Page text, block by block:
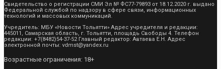
Свидетельство о регистрации СМИ Эл № ФС77-79893 от 18.12.2020 г. выдано
Федеральной службой по надзору в сфере связи, информационных
технологий и массовых коммуникаций.
Учредитель: МБУ «Новости Тольятти» Адрес учредителя и редакции:
445011, Самарская область, г. Тольятти, площадь Свободы 4. Телефон
редакции: +7(8482)54-37-52 Главный редактор: Автаева Е.Н. Адрес
электронной почты: vdmst@yandex.ru
Возрастные ограничения: 18+